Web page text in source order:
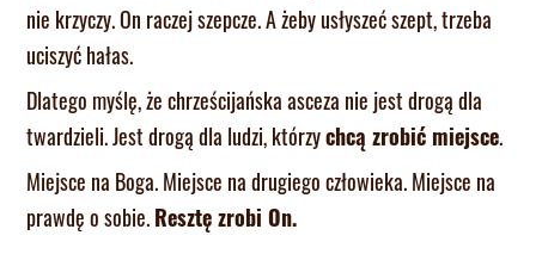
nie krzyczy. On raczej szepcze. A żeby usłyszeć szept, trzeba
uciszyć hałas.
Dlatego myślę, że chrześcijańska asceza nie jest drogą dla
twardzieli. Jest drogą dla ludzi, którzychcą zrobić miejsce.
Miejsce na Boga. Miejsce na drugiego człowieka. Miejsce na
prawdę o sobie.Resztę zrobi On.